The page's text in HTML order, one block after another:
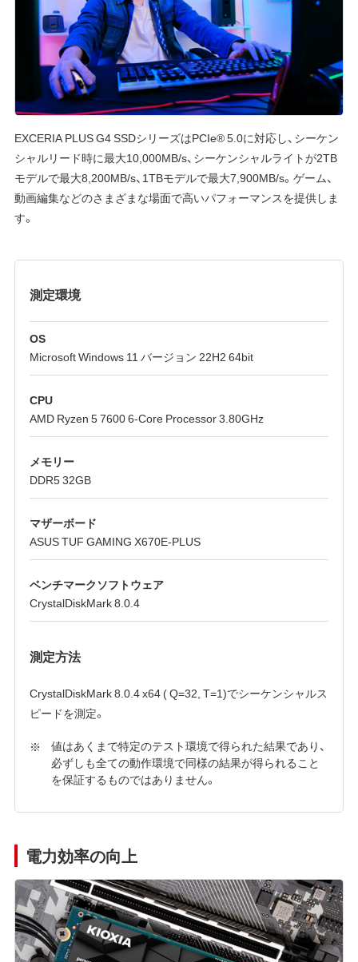
EXCERIA PLUS G4 SSDシリーズはPCIe® 5.0に対応し、シーケン
シャルリード時に最大10,000MB/s、シーケンシャルライトが2TB
モデルで最大8,200MB/s、1TBモデルで最大7,900MB/s。ゲーム、
動画編集などのさまざまな場面で高いパフォーマンスを提供しま
す。
測定環境
OS
Microsoft Windows 11 バージョン 22H2 64bit
CPU
AMD Ryzen 5 7600 6-Core Processor 3.80GHz
メモリー
DDR5 32GB
マザーボード
ASUS TUF GAMING X670E-PLUS
ベンチマークソフトウェア
CrystalDiskMark 8.0.4
測定方法
CrystalDiskMark 8.0.4 x64 ( Q=32, T=1)でシーケンシャルス
ピードを測定。
値はあくまで特定のテスト環境で得られた結果であり、
必ずしも全ての動作環境で同様の結果が得られること
を保証するものではありません。
電力効率の向上